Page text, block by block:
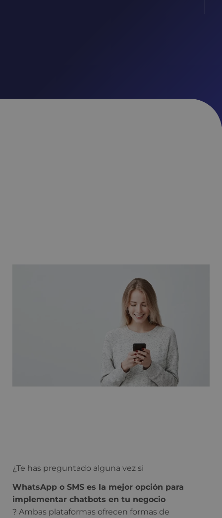
¿Te has preguntado alguna vez si
WhatsApp o SMS es la mejor opción para
implementar chatbots en tu negocio
? Ambas plataformas ofrecen formas de